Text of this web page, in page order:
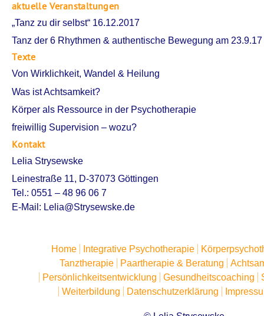
aktuelle Veranstaltungen
„Tanz zu dir selbst“ 16.12.2017
Tanz der 6 Rhythmen & authentische Bewegung am 23.9.17
Texte
Von Wirklichkeit, Wandel & Heilung
Was ist Achtsamkeit?
Körper als Ressource in der Psychotherapie
freiwillig Supervision – wozu?
Kontakt
Lelia Strysewske
Leinestraße 11, D-37073 Göttingen
Tel.: 0551 – 48 96 06 7
E-Mail: Lelia@Strysewske.de
Home Integrative Psychotherapie
Tanztherapie
Paartherapie & Beratung
Persönlichkeitsentwicklung
Gesundheitscoaching
Weiterbildung
Datenschutzerklärung